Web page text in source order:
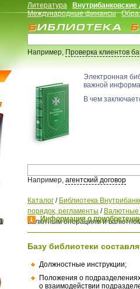
Литература
Международные финансы
Например,Проверка клиентов
Электронная
важной
В чем
Например, агентский договор
Каталог / Библиотека
порядок, регламенты / Валютные
валютным операциям и
Информация о
Базу библиотеки
Должностные инструкции;
Положения о
о взаимодействии